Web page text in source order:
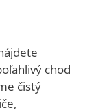
chod
čistý